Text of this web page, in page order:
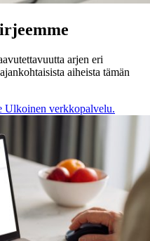
arjen eri
aiheista tämän
Ulkoinen verkkopalvelu.